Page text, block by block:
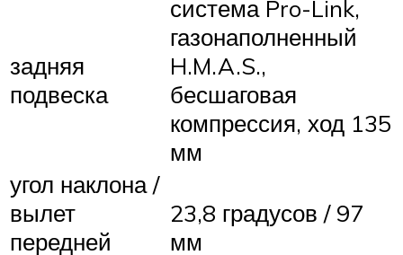
задняя
подвеска
система Pro-Link,
газонаполненный
H.M.A.S.,
бесшаговая
компрессия, ход 135
мм
угол наклона /
вылет
передней
23,8 градусов / 97
мм